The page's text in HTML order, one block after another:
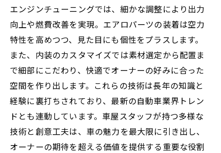
エンジンチューニングでは、細かな調整により出力
向上や燃費改善を実現。エアロパーツの装着は空力
特性を高めつつ、見た目にも個性をプラスします。
また、内装のカスタマイズでは素材選定から配置ま
で細部にこだわり、快適でオーナーの好みに合った
空間を作り出します。これらの技術は長年の知識と
経験に裏打ちされており、最新の自動車業界トレン
ドとも連動しています。車屋スタッフが持つ多様な
技術と創意工夫は、車の魅力を最大限に引き出し、
オーナーの期待を超える価値を提供する重要な役割